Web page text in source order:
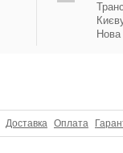
Доставка Оплата